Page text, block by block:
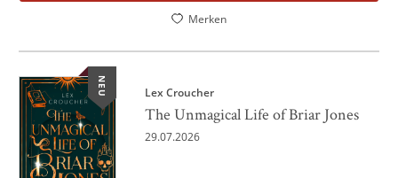
Merken
NEU Lex Croucher
The Unmagical Life of Briar Jones
29.07.2026